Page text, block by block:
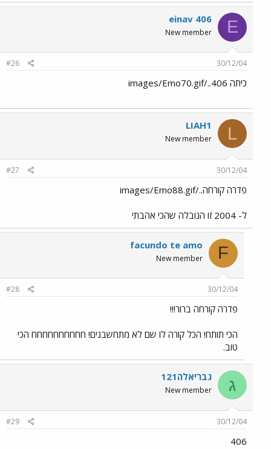
E
einav 406
New member
30/12/04
#26
כיתה 406../images/Emo70.gif
L
LIAH1
New member
30/12/04
#27
פדרה קורחה../images/Emo88.gif
ל- 2004 זו הנובלה שהכי אהבתי
F
facundo te amo
New member
30/12/04
#28
פדרה קורחה ברור!!!
הכי תותח! הכל קורה לו שם לא מתחשבנים! חחחחחחחחחח הכי
טוב.
ג גבריאלה121
New member
30/12/04
#29
406